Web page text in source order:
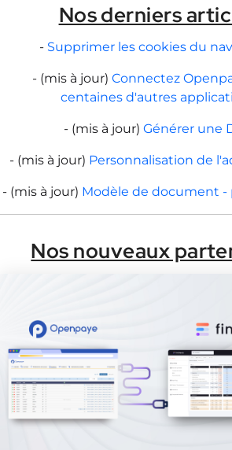
Nos derniers
- Supprimer les cookies du
- (mis à jour) Connectez
centaines d'autres
- (mis à jour) Générer une
- (mis à jour) Personnalisation de
- (mis à jour) Modèle de document -
Nos nouveaux